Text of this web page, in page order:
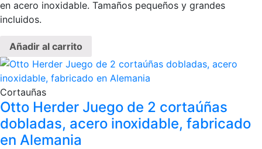
en acero inoxidable. Tamaños pequeños y grandes
incluidos.
Añadir al carrito
Cortauñas
Otto Herder Juego de 2 cortaúñas
dobladas, acero inoxidable, fabricado
en Alemania